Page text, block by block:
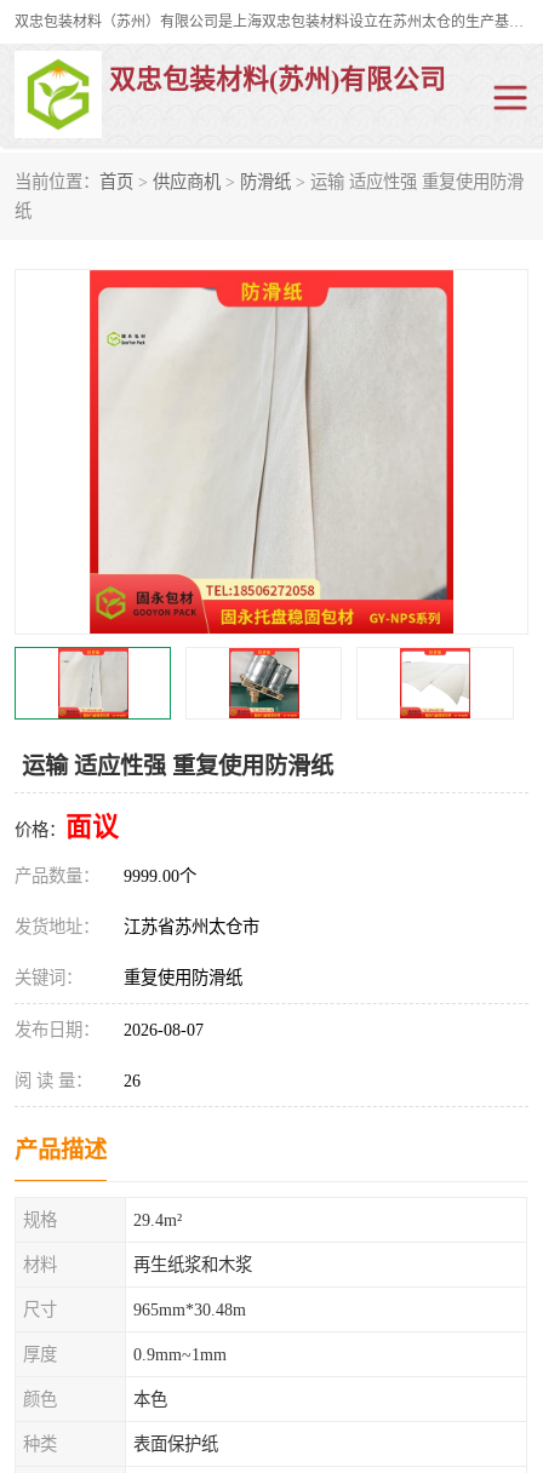
双忠包装材料（苏州）有限公司是上海双忠包装材料设立在苏州太仓的生产基地，占地约2万平米，产品主要有打孔缠绕膜，拉伸蜂窝纸，集装箱充气袋，滑托板，打包带，裹包网兜，防滑纸等箱体和托盘的运输和保护性包材。固永包材®，GooYon Pack®，是我们保护性包装材料的专属品牌。
双忠包装材料(苏州)有限公司
当前位置： 首页 > 供应商机 > 防滑纸 > 运输 适应性强 重复使用防滑
纸
运输 适应性强 重复使用防滑纸
价格： 面议
产品数量： 9999.00个
发货地址： 江苏省苏州太仓市
关键词： 重复使用防滑纸
发布日期： 2026-08-07
阅 读 量： 26
产品描述
规格 29.4m²
材料 再生纸浆和木浆
尺寸 965mm*30.48m
厚度 0.9mm~1mm
颜色 本色
种类 表面保护纸
裹包网兜 纤维打包带
充气袋
托盘裹包网兜